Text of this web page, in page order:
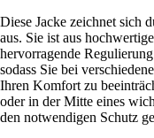
Diese Jacke zeichnet sich
aus. Sie ist aus
hervorragende
sodass Sie bei
Ihren Komfort zu
oder in der Mitte eines
den notwendigen Schutz